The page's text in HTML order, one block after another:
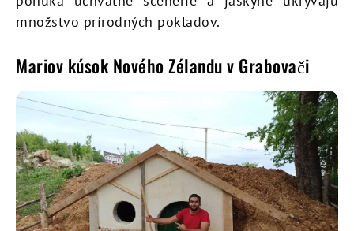
množstvo prírodných pokladov.
Mariov kúsok Nového Zélandu v Grabovači